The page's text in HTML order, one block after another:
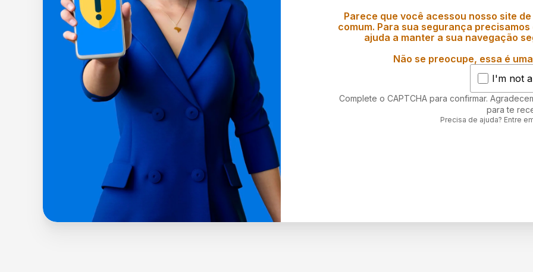
Parece que você acessou nosso site
comum. Para sua segurança
ajuda a manter a sua navegação
Não se preocupe, essa é
I'm not
Complete o CAPTCHA para confirmar.
para te
Precisa de ajuda? Entre